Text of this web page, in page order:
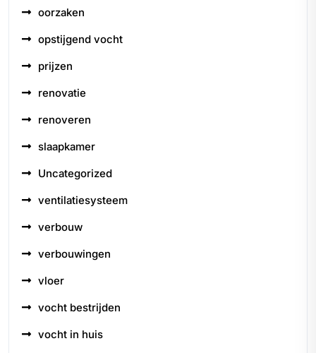
oorzaken
opstijgend vocht
prijzen
renovatie
renoveren
slaapkamer
Uncategorized
ventilatiesysteem
verbouw
verbouwingen
vloer
vocht bestrijden
vocht in huis